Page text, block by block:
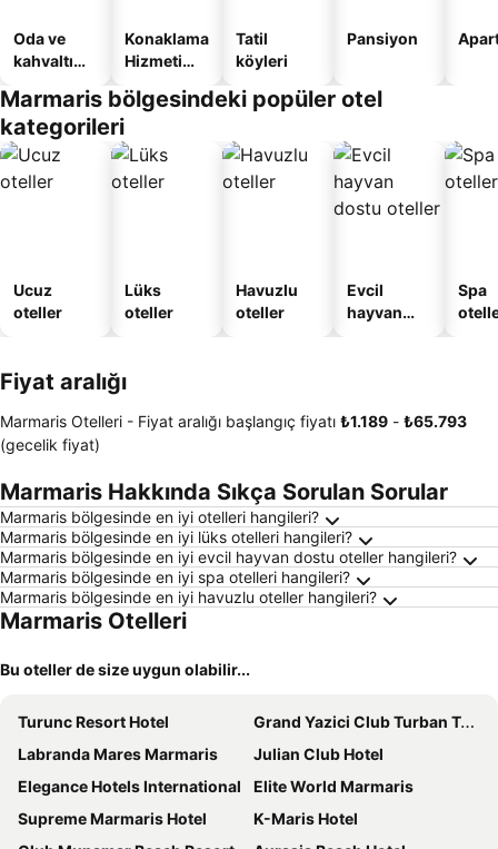
Oda ve
kahvaltı
oteller
Konaklama
Hizmeti
Apart
Tatil
köyleri
Pansiyon
Marmaris bölgesindeki popüler otel
kategorileri
Ucuz
oteller
Lüks
oteller
Havuzlu
oteller
Evcil
hayvan
Spa
Fiyat aralığı
Marmaris Otelleri - Fiyat aralığı başlangıç fiyatı ‎₺1.189 - ‎₺65.793
(gecelik fiyat)
Marmaris Hakkında Sıkça Sorulan Sorular
Marmaris bölgesinde en iyi otelleri hangileri?
Marmaris bölgesinde en iyi lüks otelleri hangileri?
Marmaris bölgesinde en iyi evcil hayvan dostu oteller hangileri?
Marmaris bölgesinde en iyi spa otelleri hangileri?
Marmaris bölgesinde en iyi havuzlu oteller hangileri?
Marmaris Otelleri
Bu oteller de size uygun olabilir...
Turunc Resort Hotel
Grand Yazici Club Turban Termal
Labranda Mares Marmaris
Julian Club Hotel
Elegance Hotels International
Elite World Marmaris
Supreme Marmaris Hotel
K-Maris Hotel